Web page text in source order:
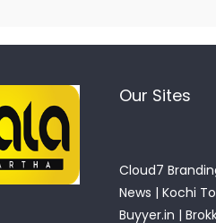
Our Sites
Cloud7
News | Kochi
Buyyer.in |